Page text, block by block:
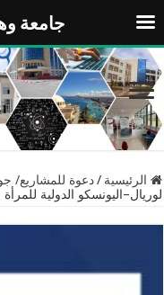
الرئيسية / دعوة للمشاريع/
لوريال–اليونسكو الدولية للمرأة
جامعة وهران 1 –